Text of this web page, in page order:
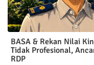
BASA & Rekan Nilai
Tidak Profesional,
RDP